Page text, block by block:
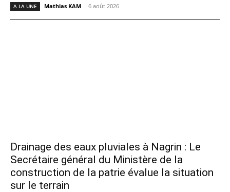
A LA UNE Mathias KAM - 6 août 2026
Drainage des eaux pluviales à Nagrin : Le
Secrétaire général du Ministère de la
construction de la patrie évalue la situation
sur le terrain